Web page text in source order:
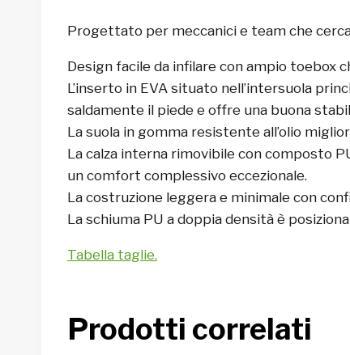
Progettato per meccanici e team che
Design facile da infilare con ampio toebox
L’inserto in EVA situato nell’intersuola
saldamente il piede e offre una buona
La suola in gomma resistente all’olio
La calza interna rimovibile con composto
un comfort complessivo eccezionale.
La costruzione leggera e minimale con
La schiuma PU a doppia densità è
Tabella taglie.
Prodotti correlati